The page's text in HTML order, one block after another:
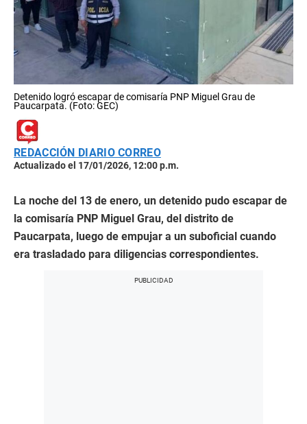
Detenido logró escapar de comisaría PNP Miguel Grau de
Paucarpata. (Foto: GEC)
REDACCIÓN DIARIO CORREO
Actualizado el 17/01/2026, 12:00 p.m.
La noche del 13 de enero, un detenido pudo escapar de
la comisaría PNP Miguel Grau, del distrito de
Paucarpata, luego de empujar a un suboficial cuando
era trasladado para diligencias correspondientes.